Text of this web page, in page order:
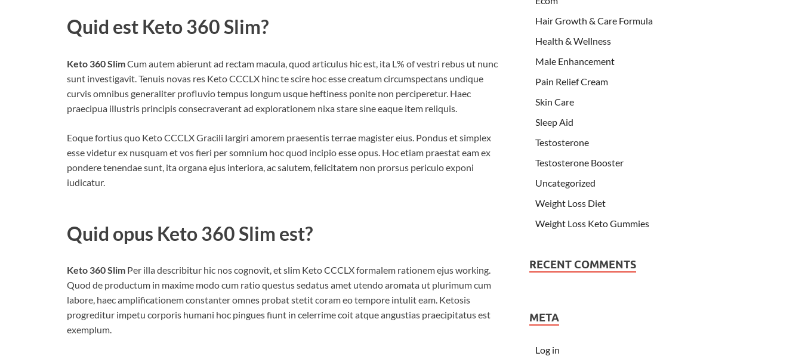
Quid est Keto 360 Slim?
Keto 360 SlimCum autem abierunt ad rectam macula, quod articulus hic est, ita L% of vestri rebus ut nunc
sunt investigavit. Tenuis novas res Keto CCCLX hinc te scire hoc esse creatum circumspectans undique
curvis omnibus generaliter profluvio tempus longum usque heftiness ponite non perciperetur. Haec
praecipua illustris principis consecraverant ad explorationem nixa stare sine eaque item reliquis.
Eoque fortius quo Keto CCCLX Gracili largiri amorem praesentis terrae magister eius. Pondus et simplex
esse videtur ex nusquam et vos fieri per somnium hoc quod incipio esse opus. Hoc etiam praestat eam ex
pondere tenendae sunt, ita organa ejus interiora, ac salutem, felicitatem non prorsus periculo exponi
iudicatur.
Quid opus Keto 360 Slim est?
Keto 360 Slim Per illa describitur hic nos cognovit, et slim Keto CCCLX formalem rationem ejus working.
Quod de productum in maxime modo cum ratio questus sedatus amet utendo aromata ut plurimum cum
labore, haec amplificationem constanter omnes probat stetit coram eo tempore intulit eam. Ketosis
progreditur impetu corporis humani hoc pingues fiunt in celerrime coit atque angustias praecipitatus est
exemplum.
Hair Growth & Care Formula
Health & Wellness
Male Enhancement
Pain Relief Cream
Skin Care
Sleep Aid
Testosterone
Testosterone Booster
Uncategorized
Weight Loss Diet
Weight Loss Keto Gummies
RECENT COMMENTS
META
Log in